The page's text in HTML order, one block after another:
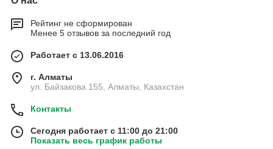
Рейтинг не сформирован
Менее 5 отзывов за последний год
Работает с 13.06.2016
г. Алматы
ул. Байзакова 155, Алматы, Казахстан
Контакты
Сегодня работает с 11:00 до 21:00
Показать весь график работы